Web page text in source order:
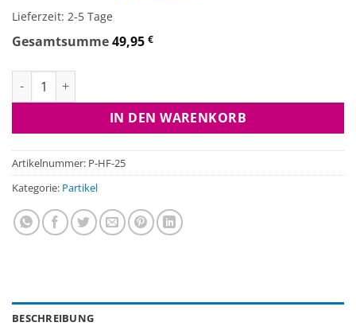
Lieferzeit: 2-5 Tage
Gesamtsumme49,95 €
Hanfsamen Premiumqualität Menge
IN DEN WARENKORB
Artikelnummer: P-HF-25
Kategorie: Partikel
BESCHREIBUNG